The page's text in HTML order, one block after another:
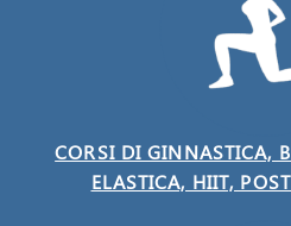
CORSI DI GINNASTICA,
ELASTICA, HIIT,